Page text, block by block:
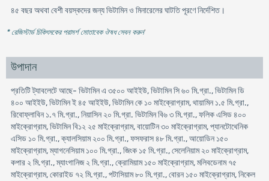
৪৫ বছর অথবা বেশী বয়স্কদের জন্য ভিটামিন ও মিনারেলের ঘাটতি পূরণে নির্দেশিত।
* রেজিস্টার্ড চিকিৎসকের পরামর্শ মোতাবেক ঔষধ সেবন করুন'
উপাদান
প্রতিটি ট্যাবলেটে আছে- ভিটামিন এ ৩৫০০ আইইউ, ভিটামিন সি ৬০ মি.গ্রা., ভিটামিন ডি
৪০০ আইইউ, ভিটামিন ই ৪৫ আইইউ, ভিটামিন কে ১০ মাইক্রোগ্রাম, থায়ামিন ১.৫ মি.গ্রা.,
রিবোফ্লাবিন ১.৭ মি.গ্রা., নিয়াসিন ২০ মি.গ্রা. ভিটামিন বি৬ ৩ মি.গ্রা., ফলিক এসিড ৪০০
মাইক্রোগ্রাম, ভিটামিন বি১২ ২৫ মাইক্রোগ্রাম, বায়োটিন ৩০ মাইক্রোগ্রাম, প্যানটোথেনিক
এসিড ১০ মি.গ্রা., ক্যালসিয়াম ২০০ মি.গ্রা., ফসফরাস ৪৮ মি.গ্রা., আয়োডিন ১৫০
মাইক্রোগ্রাম, ম্যাগনেসিয়াম ১০০ মি.গ্রা., জিংক ১৫ মি.গ্রা., সেলেনিয়াম ২০ মাইক্রোগ্রাম,
কপার ২ মি.গ্রা., ম্যাংগানিজ ২ মি.গ্রা., ক্রোমিয়াম ১৫০ মাইক্রোগ্রাম, মলিবডেনাম ৭৫
মাইক্রোগ্রাম, কোরাইড ৭২ মি.গ্রা., পটাসিয়াম ৮০ মি.গ্রা., বোরন ১৫০ মাইক্রোগ্রাম, নিকেল